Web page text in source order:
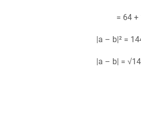
= 64 +
|a – b|² =
|a – b| =